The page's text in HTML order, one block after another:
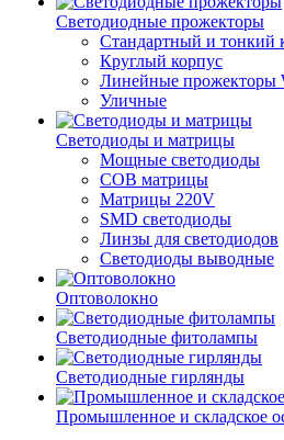
Светодиодные прожекторы
Стандартный и тонкий
Круглый корпус
Линейные прожекторы
Уличные
Светодиоды и матрицы
Мощные светодиоды
COB матрицы
Матрицы 220V
SMD светодиоды
Линзы для светодиодов
Светодиоды выводные
Оптоволокно
Светодиодные фитолампы
Светодиодные гирлянды
Промышленное и складское